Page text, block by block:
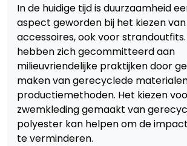
In de huidige tijd is duurzaamheid
aspect geworden bij het kiezen
accessoires, ook voor
hebben zich gecommitteerd aan
milieuvriendelijke praktijken door
maken van gerecyclede
productiemethoden. Het kiezen
zwemkleding gemaakt van
polyester kan helpen om de
te verminderen.